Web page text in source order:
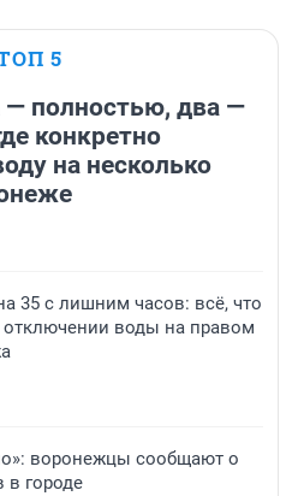
5
— полностью, два —
конкретно
на несколько
35 с лишним часов: всё, что
отключении воды на правом
воронежцы сообщают о
в городе